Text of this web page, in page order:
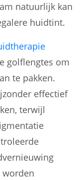
natuurlijk kan
huidtint.
golflengtes om
te pakken.
effectief
terwijl
worden